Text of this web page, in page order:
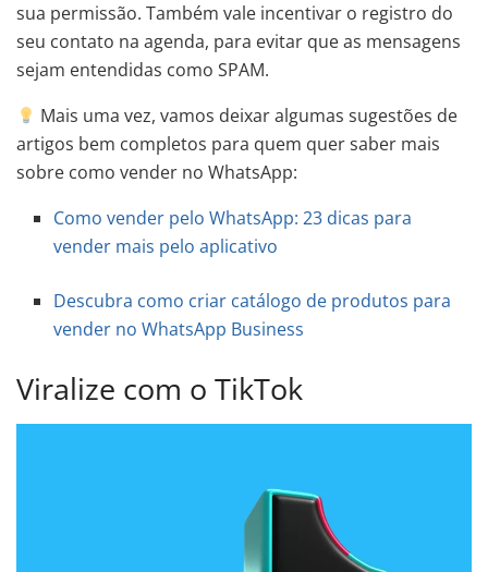
sua permissão. Também vale incentivar o registro do
seu contato na agenda, para evitar que as mensagens
sejam entendidas como SPAM.
Mais uma vez, vamos deixar algumas sugestões de
artigos bem completos para quem quer saber mais
sobre como vender no WhatsApp:
Como vender pelo WhatsApp: 23 dicas para
vender mais pelo aplicativo
Descubra como criar catálogo de produtos para
vender no WhatsApp Business
Viralize com o TikTok